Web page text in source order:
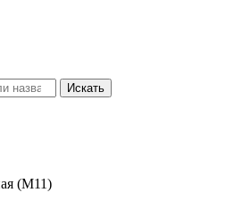
Искать
(М11)